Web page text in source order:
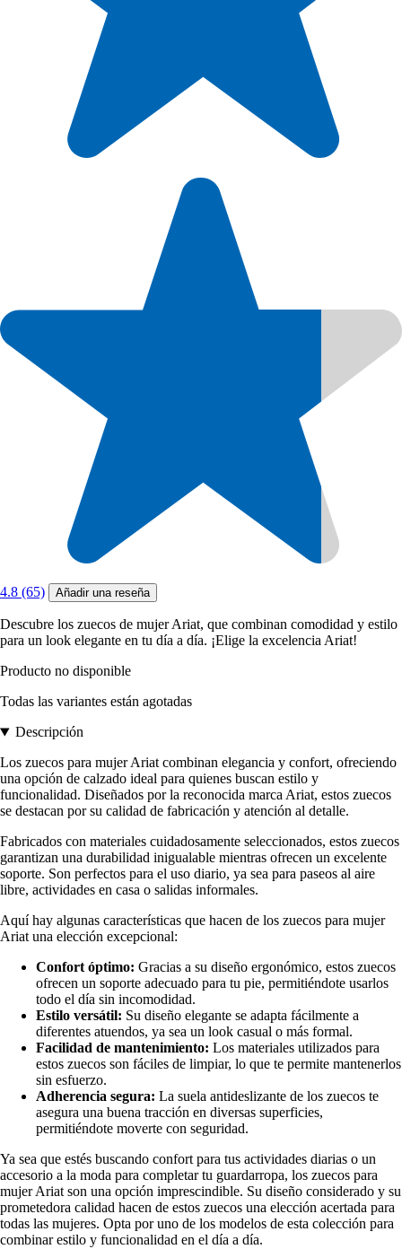
4.8 (65) Añadir una reseña
Descubre los zuecos de mujer Ariat, que combinan comodidad y estilo
para un look elegante en tu día a día. ¡Elige la excelencia Ariat!
Producto no disponible
Todas las variantes están agotadas
Descripción
Los zuecos para mujer Ariat combinan elegancia y confort, ofreciendo
una opción de calzado ideal para quienes buscan estilo y
funcionalidad. Diseñados por la reconocida marca Ariat, estos zuecos
se destacan por su calidad de fabricación y atención al detalle.
Fabricados con materiales cuidadosamente seleccionados, estos zuecos
garantizan una durabilidad inigualable mientras ofrecen un excelente
soporte. Son perfectos para el uso diario, ya sea para paseos al aire
libre, actividades en casa o salidas informales.
Aquí hay algunas características que hacen de los zuecos para mujer
Ariat una elección excepcional:
Confort óptimo: Gracias a su diseño ergonómico, estos zuecos
ofrecen un soporte adecuado para tu pie, permitiéndote usarlos
todo el día sin incomodidad.
Estilo versátil: Su diseño elegante se adapta fácilmente a
diferentes atuendos, ya sea un look casual o más formal.
Facilidad de mantenimiento: Los materiales utilizados para
estos zuecos son fáciles de limpiar, lo que te permite mantenerlos
sin esfuerzo.
Adherencia segura: La suela antideslizante de los zuecos te
asegura una buena tracción en diversas superficies,
permitiéndote moverte con seguridad.
Ya sea que estés buscando confort para tus actividades diarias o un
accesorio a la moda para completar tu guardarropa, los zuecos para
mujer Ariat son una opción imprescindible. Su diseño considerado y su
prometedora calidad hacen de estos zuecos una elección acertada para
todas las mujeres. Opta por uno de los modelos de esta colección para
combinar estilo y funcionalidad en el día a día.